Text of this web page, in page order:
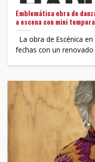
Emblemática obra de
a escena con mini
La obra de Escénica
fechas con un renovado